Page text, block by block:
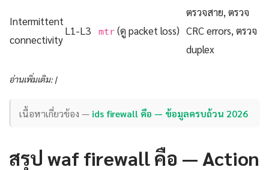
Intermittent
connectivity
L1-L3 mtr (ดู packet loss)
ตรวจสาย, ตรวจ
CRC errors, ตรวจ
duplex
อ่านเพิ่มเติม: |
เนื้อหาเกี่ยวข้อง — ids firewall คือ — ข้อมูลครบถ้วน 2026
สรุป waf firewall คือ — Action